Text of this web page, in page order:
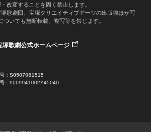
改変することを固く禁止します。
歌劇団、宝塚クリエイティブアーツの出版物ほか写
ついても無断転載、複写等を禁じます。
塚歌劇公式ホームページ
：S0507081515
：9009941002Y45040